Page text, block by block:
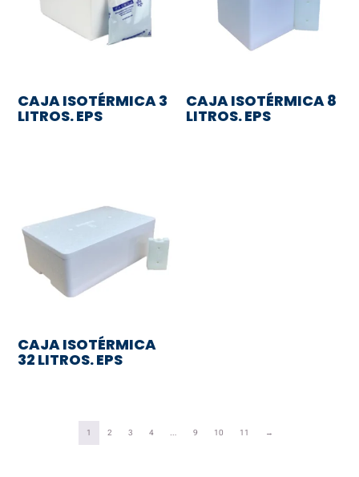
CAJA ISOTÉRMICA 3
LITROS. EPS
CAJA ISOTÉRMICA 8
LITROS. EPS
CAJA ISOTÉRMICA
32 LITROS. EPS
1 2 3 4 9 10 11 →